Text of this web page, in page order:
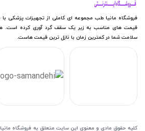
فروشگاه مانیا طب مجموعه ای کاملی از تجهیزات پزشکی با
قیمت های مناسب به زیر یک سقف گرد آوری کرده است.
سلامت شما در کمترین زمان با نازل ترین قیمت هاست.